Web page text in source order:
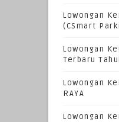
Lowongan
(CSmart
Lowongan
Terbaru
Lowongan
RAYA
Lowongan